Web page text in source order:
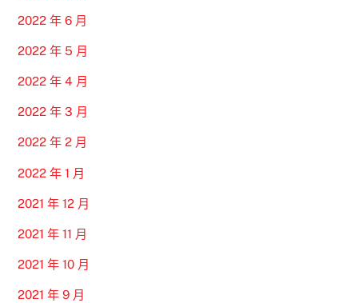
2022 年 6 月
2022 年 5 月
2022 年 4 月
2022 年 3 月
2022 年 2 月
2022 年 1 月
2021 年 12 月
2021 年 11 月
2021 年 10 月
2021 年 9 月